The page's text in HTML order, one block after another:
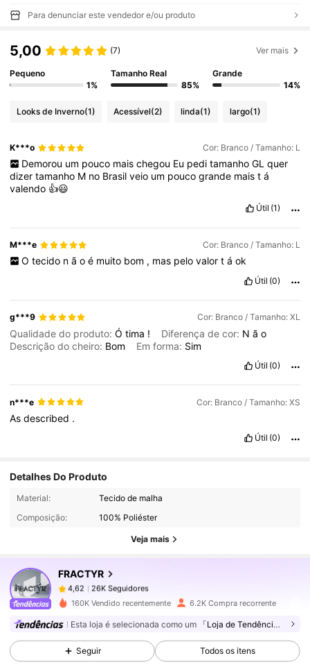
Para denunciar este vendedor e/ou produto
5,00 (7) Ver mais
Pequeno
1%
Tamanho Real
85%
Grande
14%
Looks de Inverno(1) Acessível(2) linda(1) largo(1)
K***o Cor: Branco / Tamanho: L
Demorou um pouco mais chegou Eu pedi tamanho GL quer
dizertamanho M no Brasilveio um poucogrande maistá
valendo 👍😃
Útil (1)
M***e Cor: Branco / Tamanho: L
O tecido n ã o é muito bom , mas pelo valor t á ok
Útil (0)
g***9 Cor: Branco / Tamanho: XL
Qualidade do produto:Ótima ! Diferença de cor: Não
Descrição do cheiro: Bom Em forma: Sim
Útil (0)
n***e Cor: Branco / Tamanho: XS
Asdescribed .
Útil (0)
Detalhes Do Produto
Material:
Tecido de malha
Composição:
100% Poliéster
Veja mais
FRACTYR
26K Seguidores
4,62
26K Seguidores
v***9pago1 dia atrás
4,62 26K Seguidores
160K Vendido recentemente 6.2K Compra recorrente
Esta loja é selecionada como um 「Loja de Tendências」
Seguir Todos os itens